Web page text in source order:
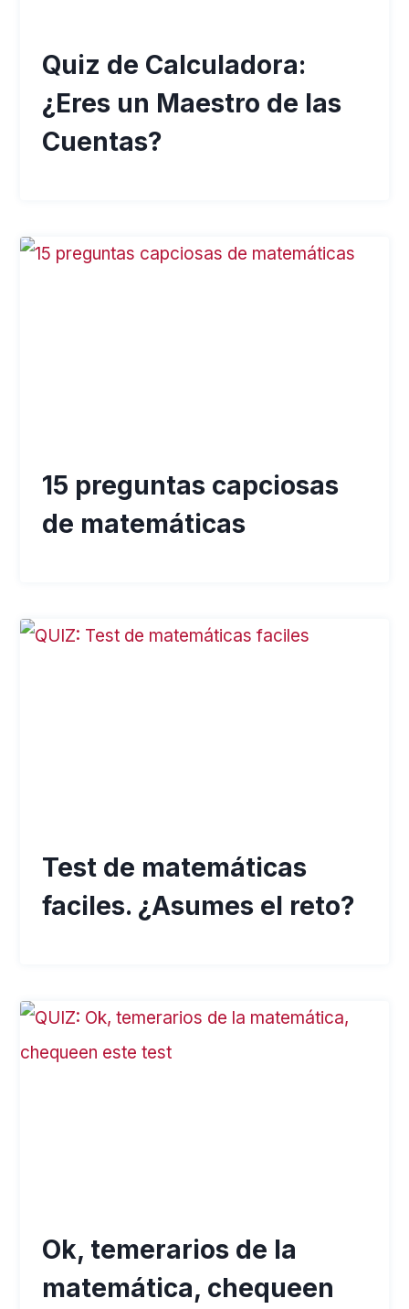
Quiz de Calculadora:
¿Eres un Maestro de las
Cuentas?
15 preguntas capciosas
de matemáticas
Test de matemáticas
faciles. ¿Asumes el reto?
Ok, temerarios de la
matemática, chequeen